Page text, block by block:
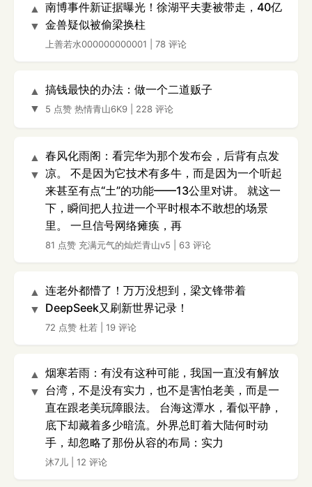
▲
▼
南博事件新证据曝光！徐湖平夫妻被带走，40亿
金兽疑似被偷梁换柱
上善若水000000000001 78 评论
▲
▼
搞钱最快的办法：做一个二道贩子
5 点赞 热情青山6K9 228 评论
▲
▼
春风化雨阁：看完华为那个发布会，后背有点发
凉。 不是因为它技术有多牛，而是因为一个听起
来甚至有点“土”的功能——13公里对讲。 就这一
下，瞬间把人拉进一个平时根本不敢想的场景
里。 一旦信号网络瘫痪，再
81 点赞 充满元气的灿烂青山v5 63 评论
▲
▼
连老外都懵了！万万没想到，梁文锋带着
DeepSeek又刷新世界记录！
72 点赞 杜若 19 评论
▲
▼
烟寒若雨：有没有这种可能，我国一直没有解放
台湾，不是没有实力，也不是害怕老美，而是一
直在跟老美玩障眼法。 台海这潭水，看似平静，
底下却藏着多少暗流。外界总盯着大陆何时动
手，却忽略了那份从容的布局：实力
沐7儿 12 评论